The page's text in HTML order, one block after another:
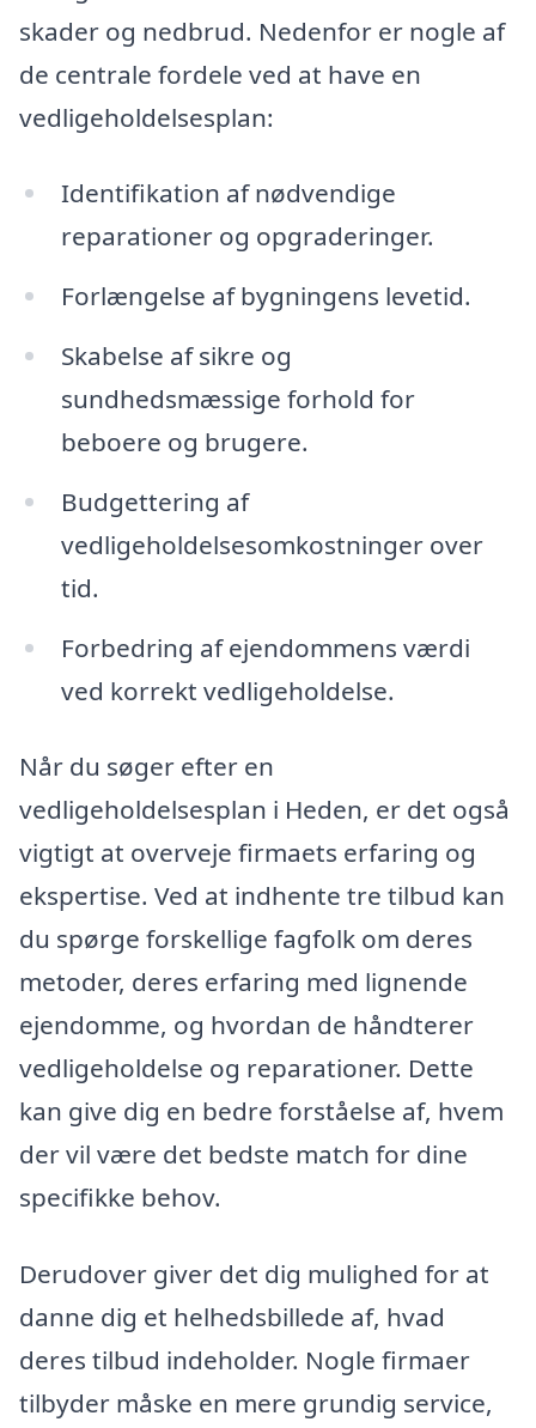
skader og nedbrud. Nedenfor er nogle af
de centrale fordele ved at have en
vedligeholdelsesplan:
Identifikation af nødvendige
reparationer og opgraderinger.
Forlængelse af bygningens levetid.
Skabelse af sikre og
sundhedsmæssige forhold for
beboere og brugere.
Budgettering af
vedligeholdelsesomkostninger over
tid.
Forbedring af ejendommens værdi
ved korrekt vedligeholdelse.
Når du søger efter en
vedligeholdelsesplan i Heden, er det også
vigtigt at overveje firmaets erfaring og
ekspertise. Ved at indhente tre tilbud kan
du spørge forskellige fagfolk om deres
metoder, deres erfaring med lignende
ejendomme, og hvordan de håndterer
vedligeholdelse og reparationer. Dette
kan give dig en bedre forståelse af, hvem
der vil være det bedste match for dine
specifikke behov.
Derudover giver det dig mulighed for at
danne dig et helhedsbillede af, hvad
deres tilbud indeholder. Nogle firmaer
tilbyder måske en mere grundig service,